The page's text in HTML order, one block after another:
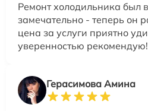
Ремонт холодильника был
замечательно - теперь он
цена за услуги приятно
уверенностью рекомендую!
Герасимова Амина